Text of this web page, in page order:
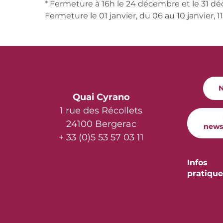
Du17 octobre 2026au1 novembre 2026
* Fermeture à 16h le 24 décembre et le 31
Fermeture le 01 janvier, du 06 au 10 janvier,
Quai Cyrano
1 rue des Récollets
24100 Bergerac
+ 33 (0)5 53 57 03 11
Infos